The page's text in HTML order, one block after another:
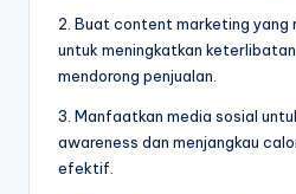
2. Buat content marketing
untuk meningkatkan
mendorong penjualan.
3. Manfaatkan media sosial
awareness dan menjangkau
efektif.